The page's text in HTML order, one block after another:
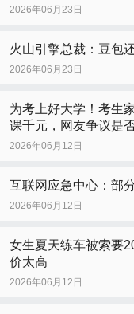
2026年06月23日
火山引擎总裁：豆包
2026年06月23日
为考上好大学！考生
课千元，网友争议是
2026年06月12日
互联网应急中心：部
2026年06月12日
女生夏天练车被索要
价太高
2026年06月12日